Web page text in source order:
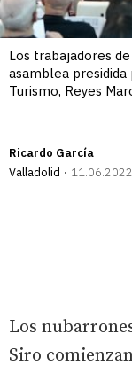
Los trabajadores
asamblea
Turismo, Reyes
Ricardo García
Valladolid
Los
Siro